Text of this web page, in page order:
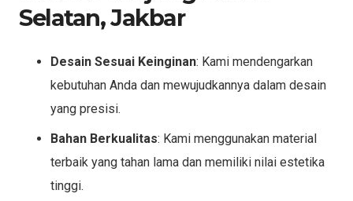
Selatan, Jakbar
Desain Sesuai Keinginan: Kami mendengarkan
kebutuhan Anda dan mewujudkannya dalam desain
yang presisi.
Bahan Berkualitas: Kami menggunakan material
terbaik yang tahan lama dan memiliki nilai estetika
tinggi.